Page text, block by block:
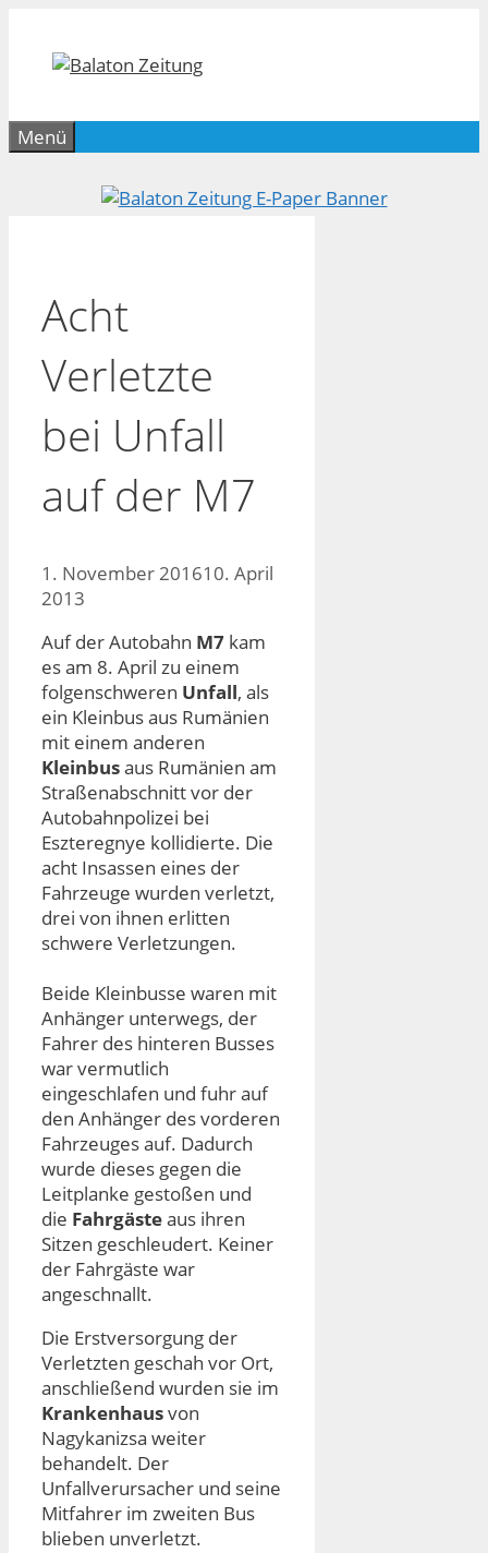
springen
Menü
Acht
Verletzte
bei Unfall
auf der M7
1. November 201610. April
2013
Auf der Autobahn M7 kam
es am 8. April zu einem
folgenschweren Unfall, als
ein Kleinbus aus Rumänien
mit einem anderen
Kleinbusaus Rumänien am
Straßenabschnitt vor der
Autobahnpolizei bei
Eszteregnye kollidierte. Die
acht Insassen eines der
Fahrzeuge wurden verletzt,
drei von ihnen erlitten
schwere Verletzungen.
Beide Kleinbusse waren mit
Anhänger unterwegs, der
Fahrer des hinteren Busses
war vermutlich
eingeschlafen und fuhr auf
den Anhänger des vorderen
Fahrzeuges auf. Dadurch
wurde dieses gegen die
Leitplanke gestoßen und
die Fahrgästeaus ihren
Sitzen geschleudert. Keiner
der Fahrgäste war
angeschnallt.
Die Erstversorgung der
Verletzten geschah vor Ort,
anschließend wurden sie im
Krankenhausvon
Nagykanizsa weiter
behandelt. Der
Unfallverursacher und seine
Mitfahrer im zweiten Bus
blieben unverletzt.